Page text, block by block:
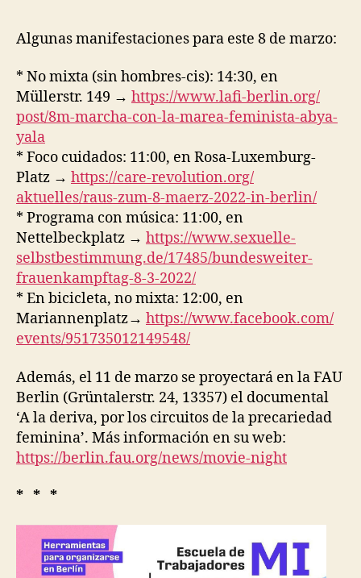
Algunas manifestaciones para este 8 de marzo:
* No mixta (sin hombres-cis): 14:30, en
Müllerstr. 149 → https://www.lafi-berlin.org/
post/8m-marcha-con-la-marea-feminista-abya-
yala
* Foco cuidados: 11:00, en Rosa-Luxemburg-
Platz → https://care-revolution.org/
aktuelles/raus-zum-8-maerz-2022-in-berlin/
* Programa con música: 11:00, en
Nettelbeckplatz → https://www.sexuelle-
selbstbestimmung.de/17485/bundesweiter-
frauenkampftag-8-3-2022/
* En bicicleta, no mixta: 12:00, en
Mariannenplatz→ https://www.facebook.com/
events/951735012149548/
Además, el 11 de marzo se proyectará en la FAU
Berlin (Grüntalerstr. 24, 13357) el documental
‘A la deriva, por los circuitos de la precariedad
feminina’. Más información en su web:
https://berlin.fau.org/news/movie-night
* * *